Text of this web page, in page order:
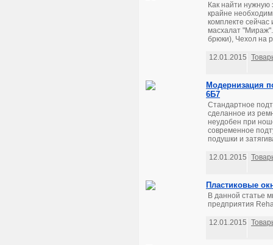
Как найти нужную
крайне
комплекте
масхалат
брюки), Чехол на
12.01.2015
Модернизация
6Б7
Стандартное
сделанное из
неудобен при
современное
подушки и
12.01.2015
Пластиковые
В данной статье
предприятия
12.01.2015